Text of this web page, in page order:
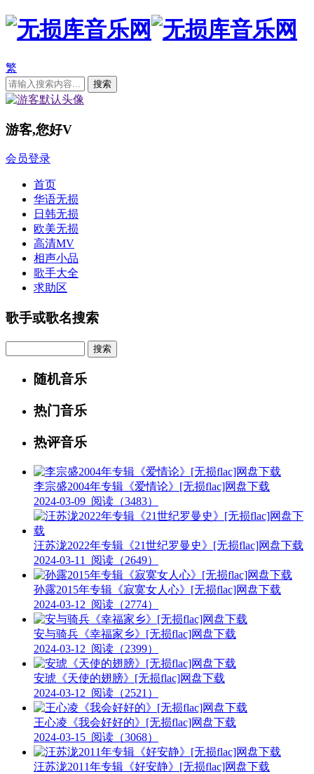
繁
游客,您好V
会员登录
首页
华语无损
日韩无损
欧美无损
高清MV
相声小品
歌手大全
求助区
歌手或歌名搜索
随机音乐
热门音乐
热评音乐
李宗盛2004年专辑《爱情论》[无损flac]网盘下载
2024-03-09 阅读（3483）
汪苏泷2022年专辑《21世纪罗曼史》[无损flac]网盘下载
2024-03-11
阅读（2649）
孙露2015年专辑《寂寞女人心》[无损flac]网盘下载
2024-03-12 阅读（2774）
安与骑兵《幸福家乡》[无损flac]网盘下载
2024-03-12 阅读（2399）
安琥《天使的翅膀》[无损flac]网盘下载
2024-03-12 阅读（2521）
王心凌《我会好好的》[无损flac]网盘下载
2024-03-15 阅读（3068）
汪苏泷2011年专辑《好安静》[无损flac]网盘下载